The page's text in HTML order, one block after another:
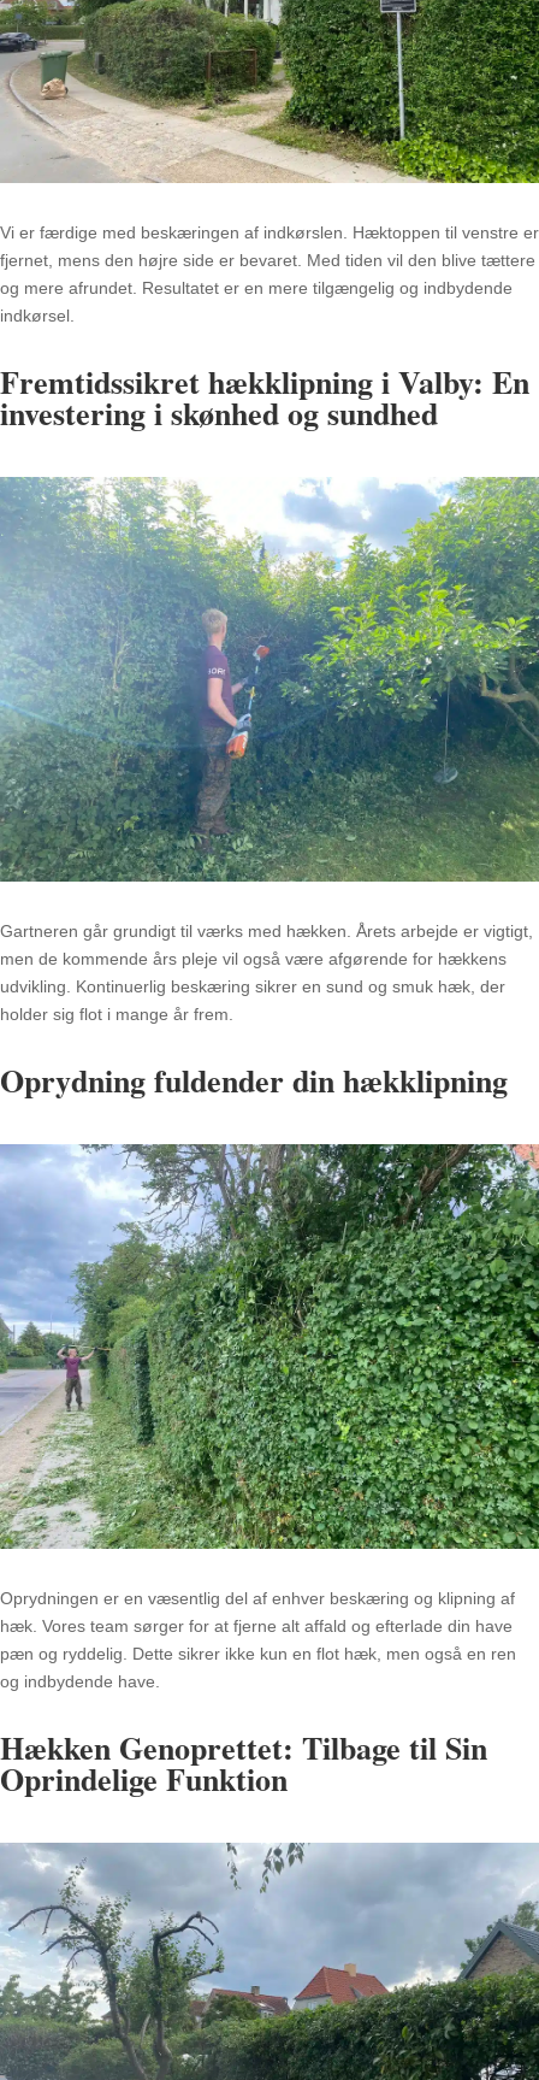
Vi er færdige med beskæringen af indkørslen. Hæktoppen til venstre er
fjernet, mens den højre side er bevaret. Med tiden vil den blive tættere
og mere afrundet. Resultatet er en mere tilgængelig og indbydende
indkørsel.
Fremtidssikret hækklipning i Valby: En
investering i skønhed og sundhed
Gartneren går grundigt til værks med hækken. Årets arbejde er vigtigt,
men de kommende års pleje vil også være afgørende for hækkens
udvikling. Kontinuerlig beskæring sikrer en sund og smuk hæk, der
holder sig flot i mange år frem.
Oprydning fuldender din hækklipning
Oprydningen er en væsentlig del af enhver beskæring og klipning af
hæk. Vores team sørger for at fjerne alt affald og efterlade din have
pæn og ryddelig. Dette sikrer ikke kun en flot hæk, men også en ren
og indbydende have.
Hækken Genoprettet: Tilbage til Sin
Oprindelige Funktion